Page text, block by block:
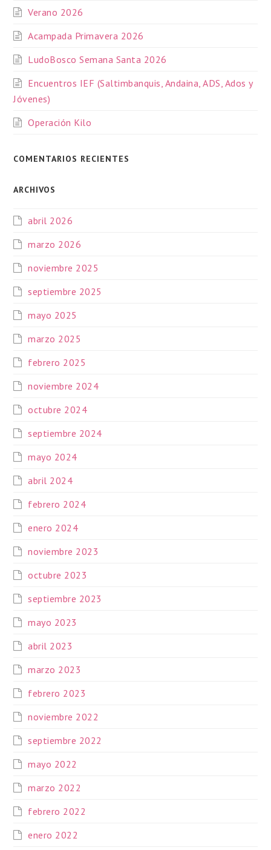
Verano 2026
Acampada Primavera 2026
LudoBosco Semana Santa 2026
Encuentros IEF (Saltimbanquis, Andaina, ADS, Ados y
Jóvenes)
Operación Kilo
COMENTARIOS RECIENTES
ARCHIVOS
abril 2026
marzo 2026
noviembre 2025
septiembre 2025
mayo 2025
marzo 2025
febrero 2025
noviembre 2024
octubre 2024
septiembre 2024
mayo 2024
abril 2024
febrero 2024
enero 2024
noviembre 2023
octubre 2023
septiembre 2023
mayo 2023
abril 2023
marzo 2023
febrero 2023
noviembre 2022
septiembre 2022
mayo 2022
marzo 2022
febrero 2022
enero 2022